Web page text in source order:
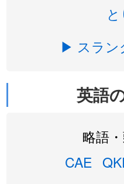
▶ スラン
英語
略語
CAE